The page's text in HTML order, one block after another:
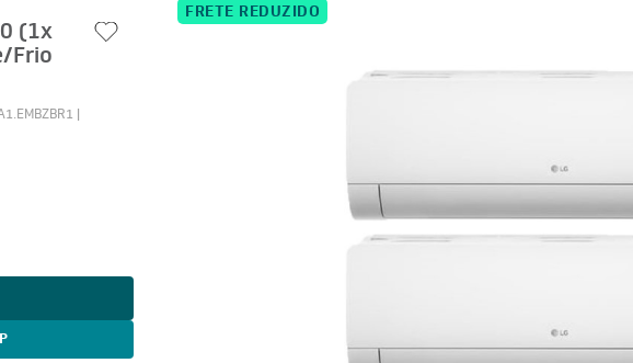
(1x
Frio
|
FRETE REDUZIDO